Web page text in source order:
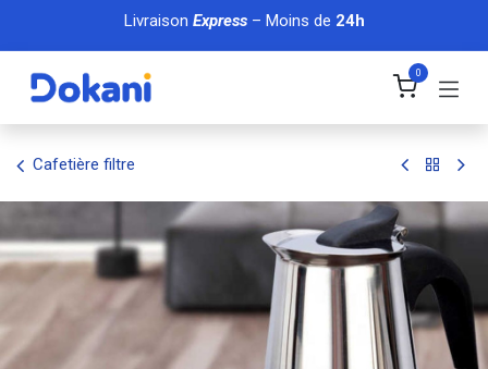
Se rendre au contenu
Livraison Express– Moins de 24h
0
Cafetière filtre